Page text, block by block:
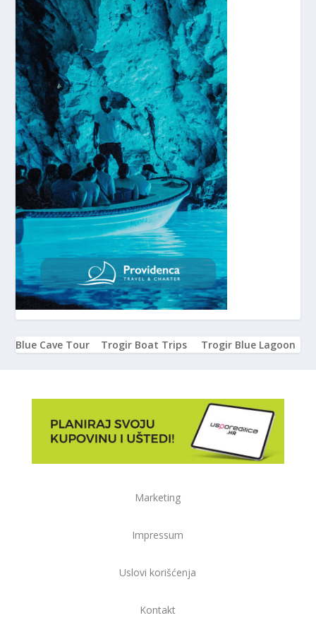
Blue Cave Tour Trogir Boat Trips Trogir Blue Lagoon
Marketing
Impressum
Uslovi korišćenja
Kontakt